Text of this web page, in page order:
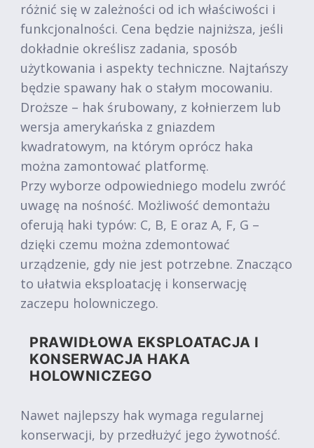
różnić się w zależności od ich właściwości i
funkcjonalności. Cena będzie najniższa, jeśli
dokładnie określisz zadania, sposób
użytkowania i aspekty techniczne. Najtańszy
będzie spawany hak o stałym mocowaniu.
Droższe – hak śrubowany, z kołnierzem lub
wersja amerykańska z gniazdem
kwadratowym, na którym oprócz haka
można zamontować platformę.
Przy wyborze odpowiedniego modelu zwróć
uwagę na nośność. Możliwość demontażu
oferują haki typów: C, B, E oraz A, F, G –
dzięki czemu można zdemontować
urządzenie, gdy nie jest potrzebne. Znacząco
to ułatwia eksploatację i konserwację
zaczepu holowniczego.
PRAWIDŁOWA EKSPLOATACJA I
KONSERWACJA HAKA
HOLOWNICZEGO
Nawet najlepszy hak wymaga regularnej
konserwacji, by przedłużyć jego żywotność.